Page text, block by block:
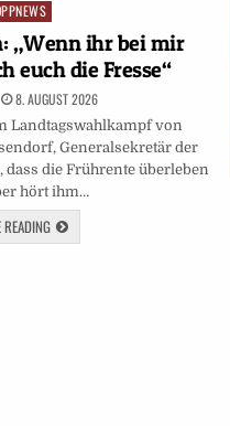
„Wenn ihr bei mir
euch die Fresse“
8. AUGUST 2026
Landtagswahlkampf von
Generalsekretär der
die Frührente überleben
hört ihm…
READING